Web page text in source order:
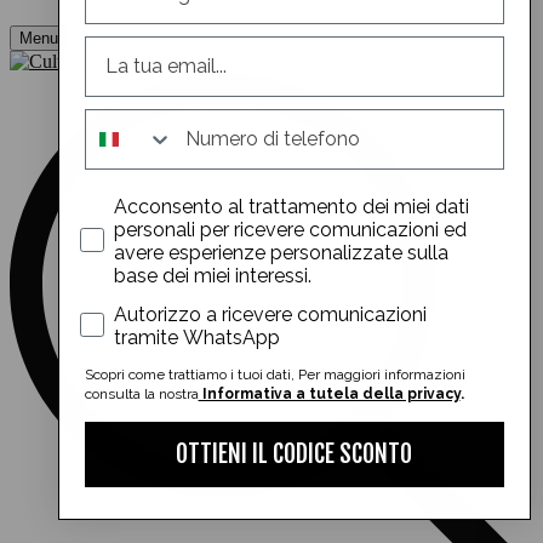
Menu
Acconsento al trattamento dei miei dati
personali per ricevere comunicazioni ed
avere esperienze personalizzate sulla
base dei miei interessi.
whatsapp
Autorizzo a ricevere comunicazioni
tramite WhatsApp
Scopri come trattiamo i tuoi dati, Per maggiori informazioni
consulta la nostra Informativa a tutela della privacy.
OTTIENI IL CODICE SCONTO